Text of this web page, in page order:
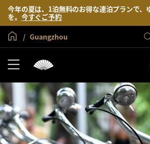
今年の夏は、1泊無料のお得な連泊プランで、
を。 今すぐご予約
グローバル ホーム
Guangzhou
当
社
ル
＆
リ
ゾ
ー
ト